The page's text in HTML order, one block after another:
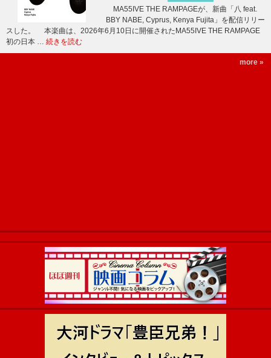
MA55IVE THE RAMPAGEが、新曲「八 feat.
BBY NABE, Cyprus, Kenya Fujita」を配信リリー
スした。 本楽曲は、2026年6月10日に開催されたMA55IVE THE RAMPAGE
初の日本 … 続きを読む
more »